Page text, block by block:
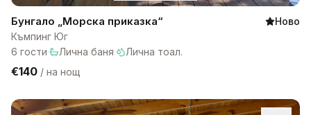
Бунгало „Морска приказка“
Ново
Къмпинг Юг
6 гости· Лична баня· Лична тоал.
€140 / на нощ